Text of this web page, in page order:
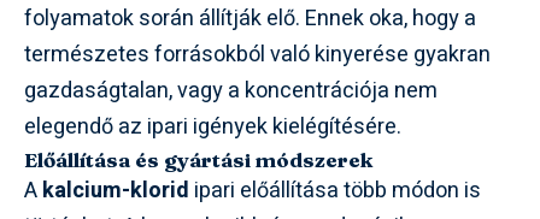
folyamatok során állítják elő. Ennek oka, hogy a
természetes forrásokból való kinyerése gyakran
gazdaságtalan, vagy a koncentrációja nem
elegendő az ipari igények kielégítésére.
Előállítása és gyártási módszerek
Akalcium-klorid ipari előállítása több módon is